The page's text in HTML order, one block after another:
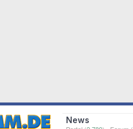
News